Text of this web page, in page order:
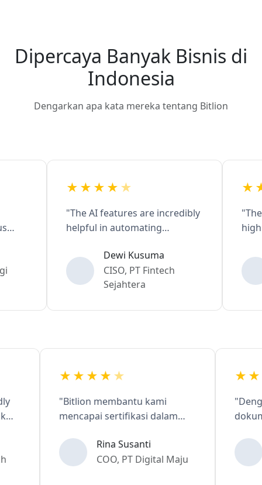
Dipercaya Banyak Bisnis di
Indonesia
Dengarkan apa kata mereka tentang Bitlion
★★★★★
"The AI features are incredibly
helpful in automating
Our team can focus on
strategic matters."
Dewi Kusuma
CISO, PT Fintech
Sejahtera
"The
highly
in the
★★★★
"Bitlion membantu kami
mencapai sertifikasi dalam
dari perkiraan."
Rina Susanti
COO, PT Digital Maju